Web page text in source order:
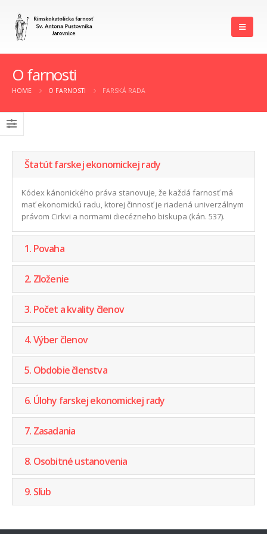
O farnosti
HOME O FARNOSTI FARSKÁ RADA
Štatút farskej ekonomickej rady
Kódex kánonického práva stanovuje, že každá farnosť má
mať ekonomickú radu, ktorej činnosť je riadená univerzálnym
právom Cirkvi a normami diecézneho biskupa (kán. 537).
1. Povaha
2. Zloženie
3. Počet a kvality členov
4. Výber členov
5. Obdobie členstva
6. Úlohy farskej ekonomickej rady
7. Zasadania
8. Osobitné ustanovenia
9. Sľub